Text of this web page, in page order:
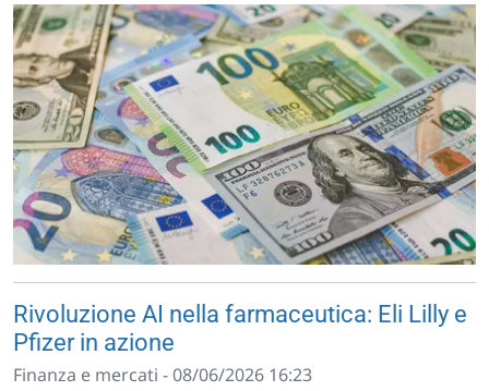
Rivoluzione AI nella farmaceutica: Eli Lilly e
Pfizer in azione
Finanza e mercati - 08/06/2026 16:23